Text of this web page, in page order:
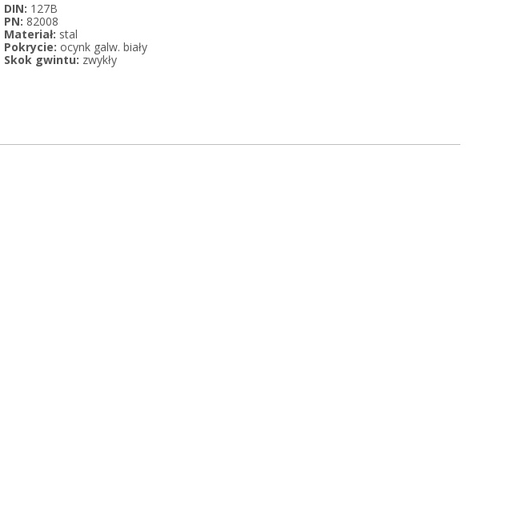
DIN: 127B
PN: 82008
Materiał: stal
Pokrycie: ocynk galw. biały
Skok gwintu: zwykły